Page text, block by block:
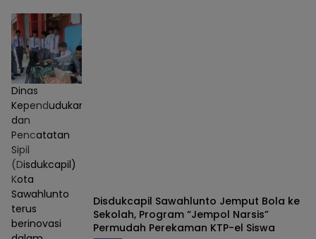
Dinas
Kependudukan
dan
Pencatatan
Sipil
(Disdukcapil)
Kota
Sawahlunto
terus
berinovasi
Disdukcapil Sawahlunto Jemput Bola ke
Sekolah, Program “Jempol Narsis”
Permudah Perekaman KTP-el Siswa